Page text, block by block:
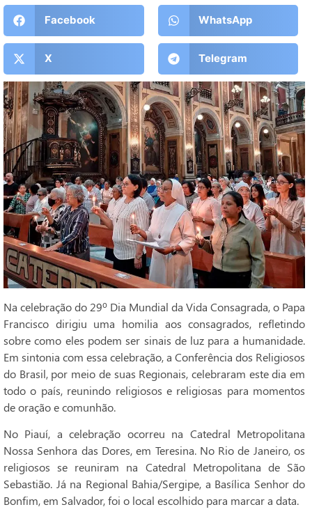
Facebook WhatsApp
X Telegram
Na celebração do 29º Dia Mundial da Vida Consagrada, o Papa
Francisco dirigiu uma homilia aos consagrados, refletindo
sobre como eles podem ser sinais de luz para a humanidade.
Em sintonia com essa celebração, a Conferência dos Religiosos
do Brasil, por meio de suas Regionais, celebraram este dia em
todo o país, reunindo religiosos e religiosas para momentos
de oração e comunhão.
No Piauí, a celebração ocorreu na Catedral Metropolitana
Nossa Senhora das Dores, em Teresina. No Rio de Janeiro, os
religiosos se reuniram na Catedral Metropolitana de São
Sebastião. Já na Regional Bahia/Sergipe, a Basílica Senhor do
Bonfim, em Salvador, foi o local escolhido para marcar a data.